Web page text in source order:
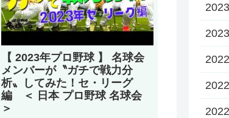
【 2023年プロ野球 】 名球会
メンバーが〝ガチで戦力分
析〟してみた！セ・リーグ
編 ＜ 日本 プロ野球 名球会
＞